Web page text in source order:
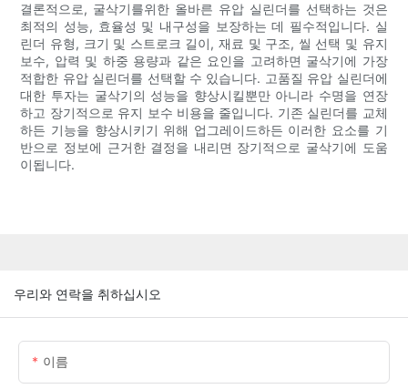
결론적으로, 굴삭기를위한 올바른 유압 실린더를 선택하는 것은
최적의 성능, 효율성 및 내구성을 보장하는 데 필수적입니다. 실
린더 유형, 크기 및 스트로크 길이, 재료 및 구조, 씰 선택 및 유지
보수, 압력 및 하중 용량과 같은 요인을 고려하면 굴삭기에 가장
적합한 유압 실린더를 선택할 수 있습니다. 고품질 유압 실린더에
대한 투자는 굴삭기의 성능을 향상시킬뿐만 아니라 수명을 연장
하고 장기적으로 유지 보수 비용을 줄입니다. 기존 실린더를 교체
하든 기능을 향상시키기 위해 업그레이드하든 이러한 요소를 기
반으로 정보에 근거한 결정을 내리면 장기적으로 굴삭기에 도움
이됩니다.
우리와 연락을 취하십시오
이름